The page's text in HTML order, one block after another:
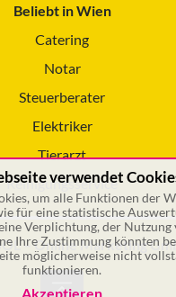
Beliebt in Wien
Catering
Notar
Steuerberater
Elektriker
Tierarzt
Reinigungsservice
– Online Marketing
verwendet
um alle Funktionen der
für eine statistische
Verplichtung, der Nutzung
Ihre Zustimmung könnten
möglicherweise nicht
funktionieren.
Akzeptieren